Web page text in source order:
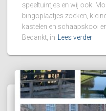
speeltuintjes en wij ook.
bingoplaatjes zoeken,
kastelen en schaapskooi
Bedankt, in
Lees verder